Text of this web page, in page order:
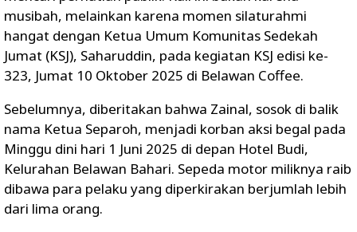
musibah, melainkan karena momen silaturahmi
hangat dengan Ketua Umum Komunitas Sedekah
Jumat (KSJ), Saharuddin, pada kegiatan KSJ edisi ke-
323, Jumat 10 Oktober 2025 di Belawan Coffee.
Sebelumnya, diberitakan bahwa Zainal, sosok di balik
nama Ketua Separoh, menjadi korban aksi begal pada
Minggu dini hari 1 Juni 2025 di depan Hotel Budi,
Kelurahan Belawan Bahari. Sepeda motor miliknya raib
dibawa para pelaku yang diperkirakan berjumlah lebih
dari lima orang.